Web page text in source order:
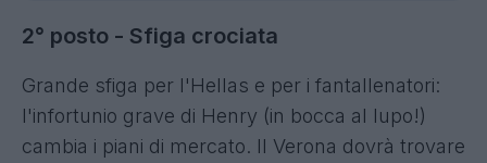
2° posto - Sfiga crociata
Grande sfiga per l'Hellas e per i fantallenatori:
l'infortunio grave di Henry (in bocca al lupo!)
cambia i piani di mercato. Il Verona dovrà trovare